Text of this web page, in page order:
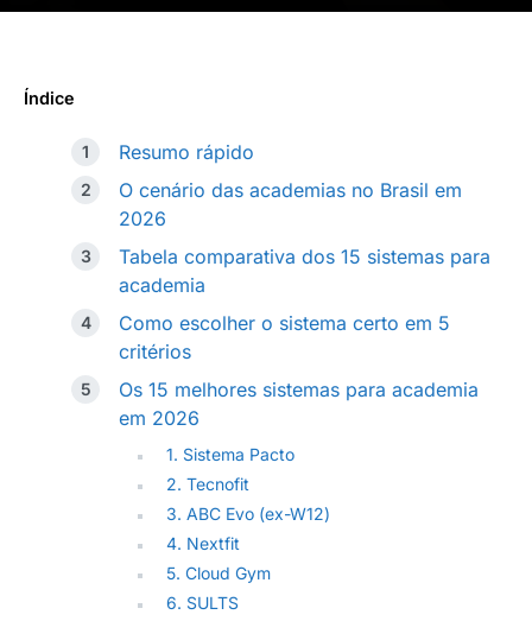
Índice
Resumo rápido
O cenário das academias no Brasil em
2026
Tabela comparativa dos 15 sistemas para
academia
Como escolher o sistema certo em 5
critérios
Os 15 melhores sistemas para academia
em 2026
1. Sistema Pacto
2. Tecnofit
3. ABC Evo (ex-W12)
4. Nextfit
5. Cloud Gym
6. SULTS